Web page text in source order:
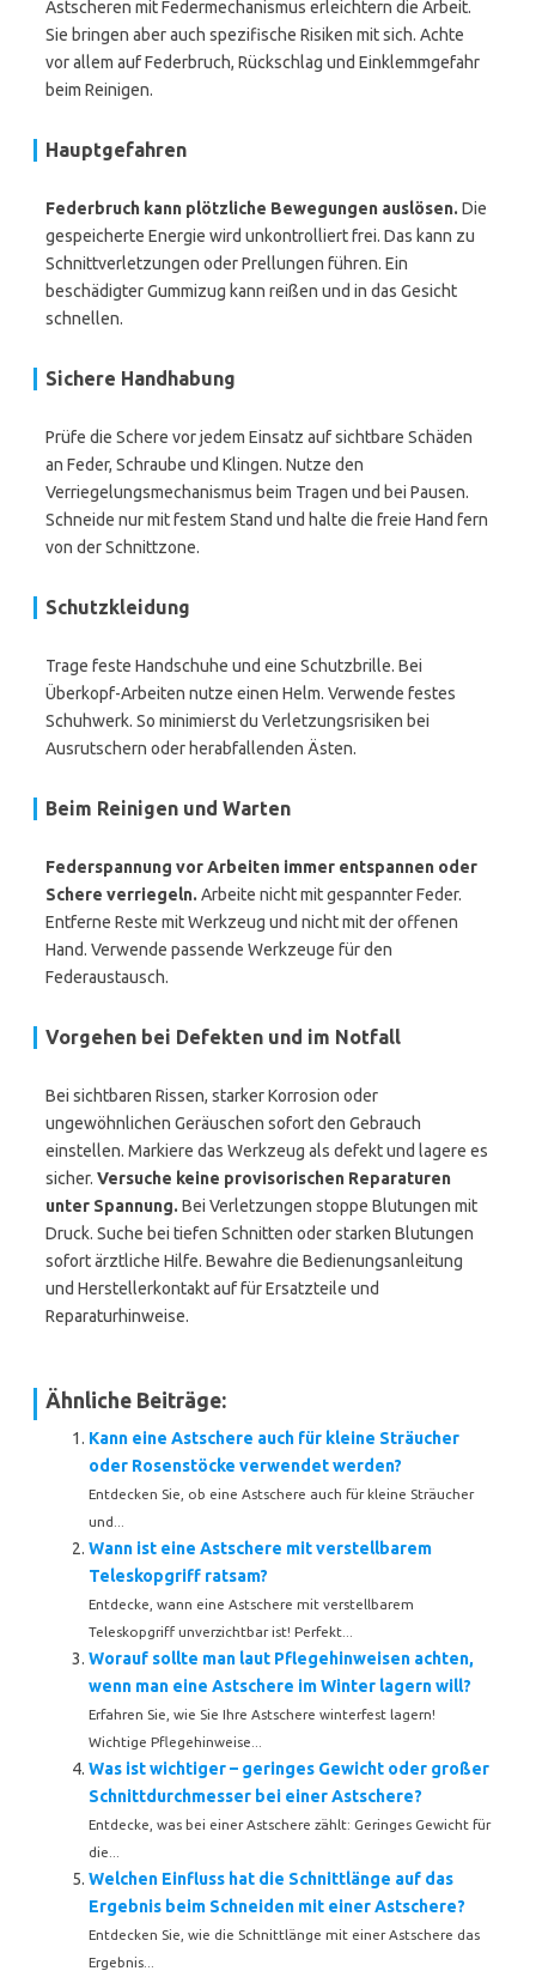
Astscheren mit Federmechanismus erleichtern die Arbeit.
Sie bringen aber auch spezifische Risiken mit sich. Achte
vor allem auf Federbruch, Rückschlag und Einklemmgefahr
beim Reinigen.
Hauptgefahren
Federbruch kann plötzliche Bewegungen auslösen. Die
gespeicherte Energie wird unkontrolliert frei. Das kann zu
Schnittverletzungen oder Prellungen führen. Ein
beschädigter Gummizug kann reißen und in das Gesicht
schnellen.
Sichere Handhabung
Prüfe die Schere vor jedem Einsatz auf sichtbare Schäden
an Feder, Schraube und Klingen. Nutze den
Verriegelungsmechanismus beim Tragen und bei Pausen.
Schneide nur mit festem Stand und halte die freie Hand fern
von der Schnittzone.
Schutzkleidung
Trage feste Handschuhe und eine Schutzbrille. Bei
Überkopf-Arbeiten nutze einen Helm. Verwende festes
Schuhwerk. So minimierst du Verletzungsrisiken bei
Ausrutschern oder herabfallenden Ästen.
Beim Reinigen und Warten
Federspannung vor Arbeiten immer entspannen oder
Schere verriegeln. Arbeite nicht mit gespannter Feder.
Entferne Reste mit Werkzeug und nicht mit der offenen
Hand. Verwende passende Werkzeuge für den
Federaustausch.
Vorgehen bei Defekten und im Notfall
Bei sichtbaren Rissen, starker Korrosion oder
ungewöhnlichen Geräuschen sofort den Gebrauch
einstellen. Markiere das Werkzeug als defekt und lagere es
sicher. Versuche keine provisorischen Reparaturen
unter Spannung. Bei Verletzungen stoppe Blutungen mit
Druck. Suche bei tiefen Schnitten oder starken Blutungen
sofort ärztliche Hilfe. Bewahre die Bedienungsanleitung
und Herstellerkontakt auf für Ersatzteile und
Reparaturhinweise.
Ähnliche Beiträge:
Kann eine Astschere auch für kleine Sträucher
oder Rosenstöcke verwendet werden?
Entdecken Sie, ob eine Astschere auch für kleine Sträucher
und...
Wann ist eine Astschere mit verstellbarem
Teleskopgriff ratsam?
Entdecke, wann eine Astschere mit verstellbarem
Teleskopgriff unverzichtbar ist! Perfekt...
Worauf sollte man laut Pflegehinweisen achten,
wenn man eine Astschere im Winter lagern will?
Erfahren Sie, wie Sie Ihre Astschere winterfest lagern!
Wichtige Pflegehinweise...
Was ist wichtiger – geringes Gewicht oder großer
Schnittdurchmesser bei einer Astschere?
Entdecke, was bei einer Astschere zählt: Geringes Gewicht für
die...
Welchen Einfluss hat die Schnittlänge auf das
Ergebnis beim Schneiden mit einer Astschere?
Entdecken Sie, wie die Schnittlänge mit einer Astschere das
Ergebnis...